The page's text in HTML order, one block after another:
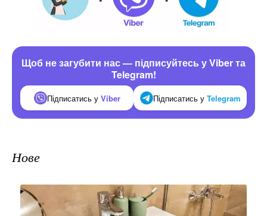
Щоб не загубити нас — підписуйтесь у Viber та
Telegram!
Підписатись у Viber Підписатись у Telegram
Нове